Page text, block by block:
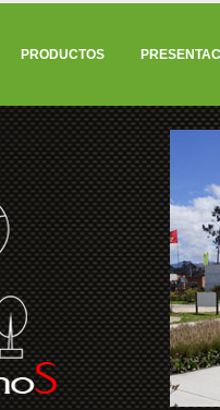
PRODUCTOS